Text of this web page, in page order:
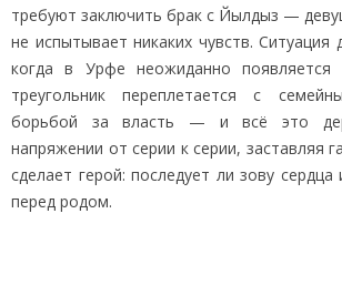
требуют заключить брак с Йылдыз —
не испытывает никаких чувств. Ситуация
когда в Урфе неожиданно
треугольник переплетается с
борьбой за власть — и всё это
напряжении от серии к серии, заставляя
сделает герой: последует ли зову
перед родом.